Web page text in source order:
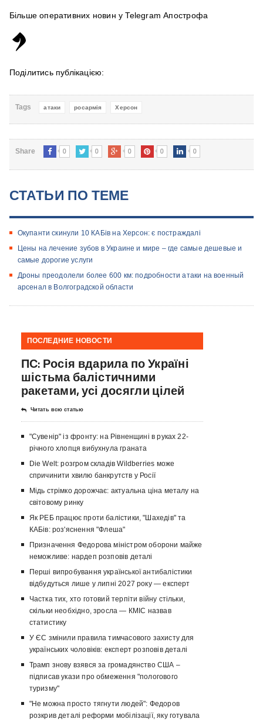
Більше оперативних новин у Telegram Апострофа
Поділитись публікацією:
Tags атаки росармія Херсон
Share 0 0 0 0 0
СТАТЬИ ПО ТЕМЕ
Окупанти скинули 10 КАБів на Херсон: є постраждалі
Цены на лечение зубов в Украине и мире – где самые дешевые и
самые дорогие услуги
Дроны преодолели более 600 км: подробности атаки на военный
арсенал в Волгоградской области
ПОСЛЕДНИЕ НОВОСТИ
ПС: Росія вдарила по Україні
шістьма балістичними
ракетами, усі досягли цілей
Читать всю статью
"Сувенір" із фронту: на Рівненщині в руках 22-
річного хлопця вибухнула граната
Die Welt: розгром складів Wildberries може
спричинити хвилю банкрутств у Росії
Мідь стрімко дорожчає: актуальна ціна металу на
світовому ринку
Як РЕБ працює проти балістики, "Шахедів" та
КАБів: роз'яснення "Флеша"
Призначення Федорова міністром оборони майже
неможливе: нардеп розповів деталі
Перші випробування української антибалістики
відбудуться лише у липні 2027 року — експерт
Частка тих, хто готовий терпіти війну стільки,
скільки необхідно, зросла — КМІС назвав
статистику
У ЄС змінили правила тимчасового захисту для
українських чоловіків: експерт розповів деталі
Трамп знову взявся за громадянство США –
підписав укази про обмеження "пологового
туризму"
"Не можна просто тягнути людей": Федоров
розкрив деталі реформи мобілізації, яку готувала